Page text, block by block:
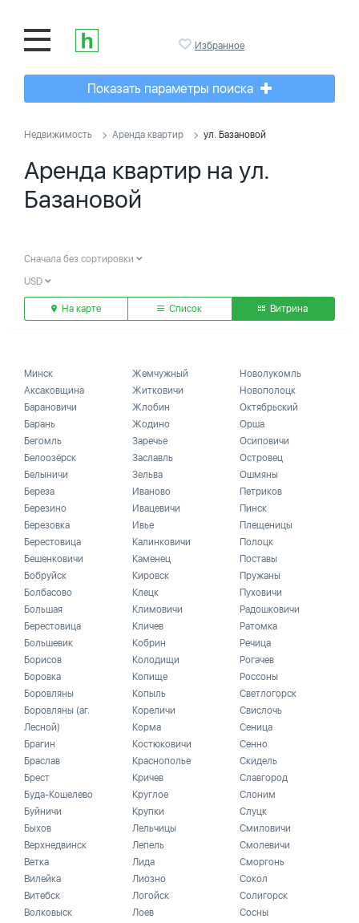
Избранное
Показать параметры поиска
Недвижимость Аренда квартир ул. Базановой
Аренда квартир на ул.
Базановой
Сначала без сортировки
USD
На карте Список Витрина
Минск
Аксаковщина
Барановичи
Барань
Бегомль
Белоозёрск
Белыничи
Береза
Березино
Березовка
Берестовица
Бешенковичи
Бобруйск
Болбасово
Большая
Берестовица
Большевик
Борисов
Боровка
Боровляны
Боровляны (аг.
Лесной)
Брагин
Браслав
Брест
Буда-Кошелево
Буйничи
Быхов
Верхнедвинск
Ветка
Вилейка
Витебск
Волковыск
Жемчужный
Житковичи
Жлобин
Жодино
Заречье
Заславль
Зельва
Иваново
Ивацевичи
Ивье
Калинковичи
Каменец
Кировск
Клецк
Климовичи
Кличев
Кобрин
Колодищи
Копище
Копыль
Кореличи
Корма
Костюковичи
Краснополье
Кричев
Круглое
Крупки
Лельчицы
Лепель
Лида
Лиозно
Логойск
Лоев
Новолукомль
Новополоцк
Октябрьский
Орша
Осиповичи
Островец
Ошмяны
Петриков
Пинск
Плещеницы
Полоцк
Поставы
Пружаны
Пуховичи
Радошковичи
Ратомка
Речица
Рогачев
Россоны
Светлогорск
Свислочь
Сеница
Сенно
Скидель
Славгород
Слоним
Слуцк
Смиловичи
Смолевичи
Сморгонь
Сокол
Солигорск
Сосны